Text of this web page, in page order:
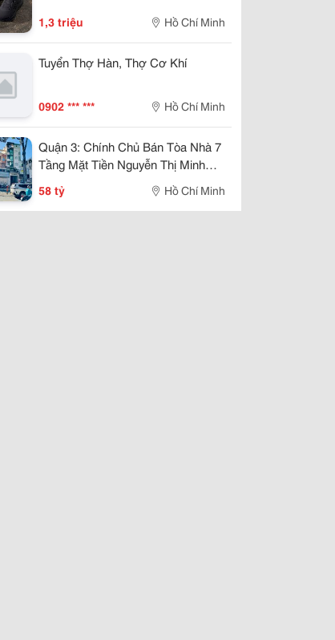
1,3 triệu Hồ Chí Minh
Tuyển Thợ Hàn, Thợ Cơ Khí
0902 *** *** Hồ Chí Minh
Quận 3: Chính Chủ Bán Tòa Nhà 7
Tầng Mặt Tiền Nguyễn Thị Minh
Khai, P.bàn Cờ- 4M*20M- Vị Trí Vip
Ngay Góc Cmt8- Khu Vực Kd Đa
Ngành- Khai Thác
58 tỷ Hồ Chí Minh